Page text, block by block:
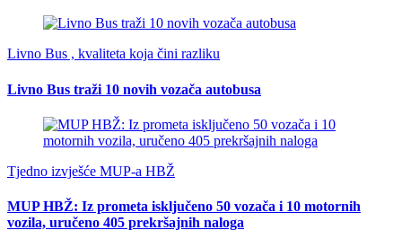
Livno Bus , kvaliteta koja čini razliku
Livno Bus traži 10 novih vozača autobusa
Tjedno izvješće MUP-a HBŽ
MUP HBŽ: Iz prometa isključeno 50 vozača i 10 motornih
vozila, uručeno 405 prekršajnih naloga